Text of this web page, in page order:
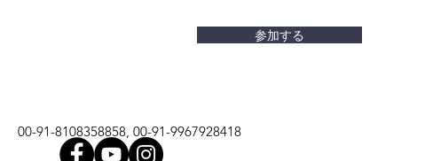
参加する
00-91-8108358858, 00-91-9967928418